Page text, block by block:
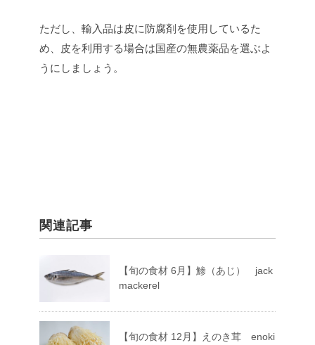
ただし、輸入品は皮に防腐剤を使用しているた
め、皮を利用する場合は国産の無農薬品を選ぶよ
うにしましょう。
関連記事
【旬の食材 6月】鯵（あじ） jack
mackerel
【旬の食材 12月】えのき茸 enoki